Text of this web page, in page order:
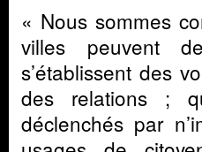
« Nous sommes
villes peuvent
s’établissent des
des relations ;
déclenchés par